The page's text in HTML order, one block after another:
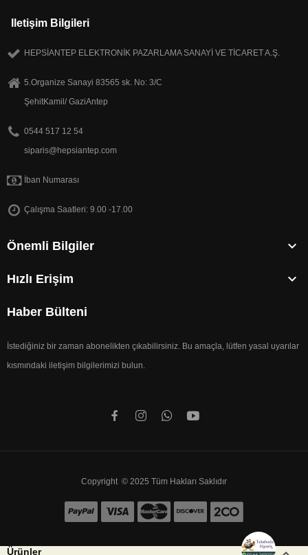
Iletişim Bilgileri
HEPSİANTEP ELEKTRONİK PAZARLAMA SANAYİ VE TİCARET A.Ş.
5.Organize Sanayi 83565 sk. No: 3/C
ŞehitKamil/ GaziAntep
0544 517 12 54
siparis@hepsiantep.com
İban Numarası
Çalışma Saatleri: 9.00 -17.00
Önemli Bilgiler 
Hızlı Erişim 
Haber Bülteni
İstediğiniz bir zaman abonelikten çıkabilirsiniz. Bu amaçla, lütfen yasal uyarılar
kısmındaki iletişim bilgilerimizi bulun.
Copyright © 2025 Tüm Hakları Saklıdır
Ürünler